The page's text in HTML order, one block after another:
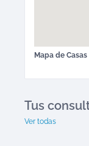
Mapa de
Tus
Ver todas